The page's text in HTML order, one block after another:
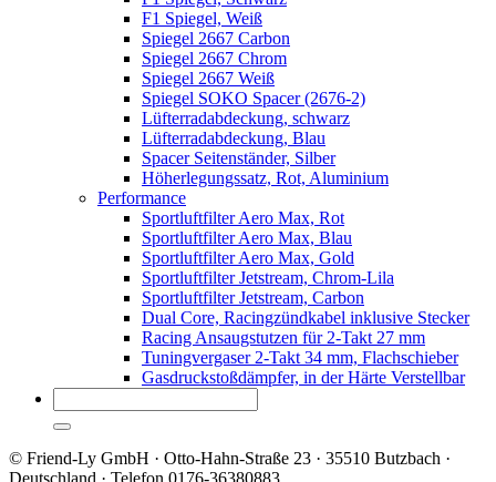
F1 Spiegel, Weiß
Spiegel 2667 Carbon
Spiegel 2667 Chrom
Spiegel 2667 Weiß
Spiegel SOKO Spacer (2676-2)
Lüfterradabdeckung, schwarz
Lüfterradabdeckung, Blau
Spacer Seitenständer, Silber
Höherlegungssatz, Rot, Aluminium
Performance
Sportluftfilter Aero Max, Rot
Sportluftfilter Aero Max, Blau
Sportluftfilter Aero Max, Gold
Sportluftfilter Jetstream, Chrom-Lila
Sportluftfilter Jetstream, Carbon
Dual Core, Racingzündkabel inklusive Stecker
Racing Ansaugstutzen für 2-Takt 27 mm
Tuningvergaser 2-Takt 34 mm, Flachschieber
Gasdruckstoßdämpfer, in der Härte Verstellbar
© Friend-Ly GmbH · Otto-Hahn-Straße 23 · 35510 Butzbach ·